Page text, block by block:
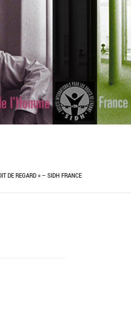
DE REGARD » – SIDH FRANCE